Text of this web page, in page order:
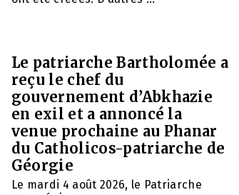
Le patriarche Bartholomée a
reçu le chef du
gouvernement d’Abkhazie
en exil et a annoncé la
venue prochaine au Phanar
du Catholicos-patriarche de
Géorgie
Le mardi 4 août 2026, le Patriarche